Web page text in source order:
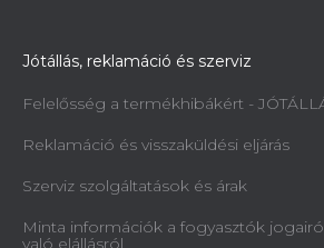
Jótállás, reklamáció és szerviz
Felelősség a termékhibákért -
Reklamáció és visszaküldési eljárás
Szerviz szolgáltatások és árak
Minta információk a fogyasztók
való elállásról